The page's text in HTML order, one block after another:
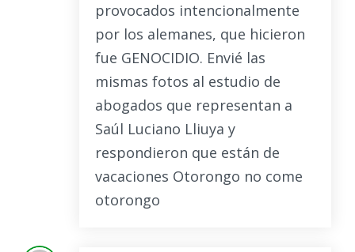
provocados intencionalmente
por los alemanes, que hicieron
fue GENOCIDIO. Envié las
mismas fotos al estudio de
abogados que representan a
Saúl Luciano Lliuya y
respondieron que están de
vacaciones Otorongo no come
otorongo